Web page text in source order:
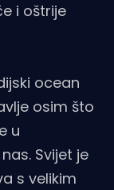
i oštrije
ocean
osim što
u
Svijet je
s velikim